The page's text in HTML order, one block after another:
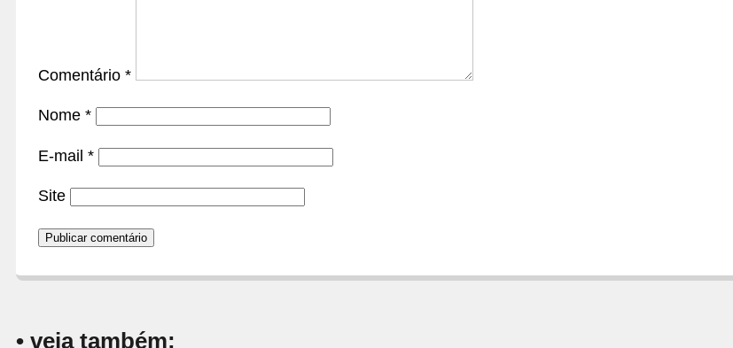
Comentário *
Nome *
E-mail *
Site
• veja também: